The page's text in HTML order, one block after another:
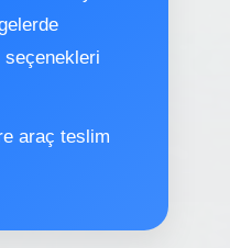
araç teslim